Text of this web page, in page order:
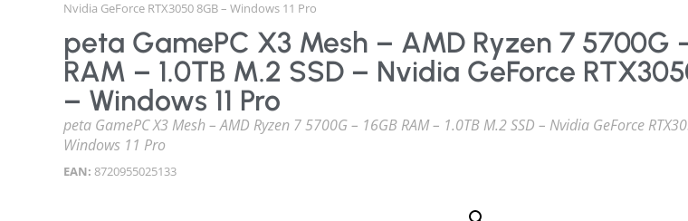
Nvidia GeForce RTX3050 8GB – Windows 11 Pro
peta GamePC X3 Mesh – AMD Ryzen 7 5700G
RAM – 1.0TB M.2 SSD – Nvidia GeForce
– Windows 11 Pro
peta GamePC X3 Mesh – AMD Ryzen 7 5700G – 16GB RAM – 1.0TB M.2 SSD – Nvidia GeForce
Windows 11 Pro
EAN: 8720955025133